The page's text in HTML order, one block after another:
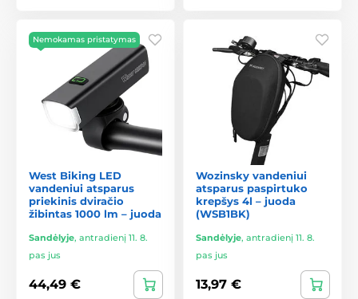
Nemokamas pristatymas
West Biking LED
vandeniui atsparus
priekinis dviračio
žibintas 1000 lm – juoda
Sandėlyje, antradienį 11. 8.
pas jus
44,49 €
Wozinsky vandeniui
atsparus paspirtuko
krepšys 4l – juoda
(WSB1BK)
Sandėlyje, antradienį 11. 8.
pas jus
13,97 €